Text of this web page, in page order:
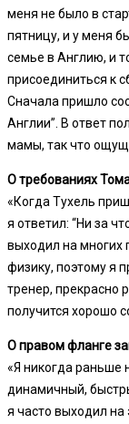
меня не было в
пятницу, и у меня
семье в Англию, и
присоединиться к
Сначала пришло
Англии”. В ответ
мамы, так что
О требованиях
«Когда Тухель
я ответил: “Ни за
выходил на многих
физику, поэтому я
тренер, прекрасно
получится хорошо
О правом фланге
«Я никогда раньше
динамичный,
я часто выходил на